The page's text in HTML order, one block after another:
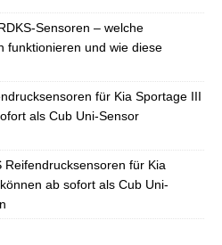
Sensoren – welche
funktionieren und wie diese
für Kia Sportage III
als Cub Uni-Sensor
Reifendrucksensoren für Kia
ab sofort als Cub Uni-